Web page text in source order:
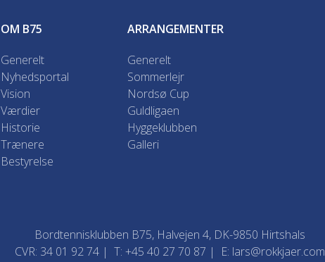
OM B75
Generelt
Nyhedsportal
Vision
Værdier
Historie
Trænere
Bestyrelse
ARRANGEMENTER
Generelt
Sommerlejr
Nordsø Cup
Guldligaen
Hyggeklubben
Galleri
Bordtennisklubben B75, Halvejen 4, DK-9850 Hirtshals
CVR: 34 01 92 74 | T: +45 40 27 70 87 | E: lars@rokkjaer.com